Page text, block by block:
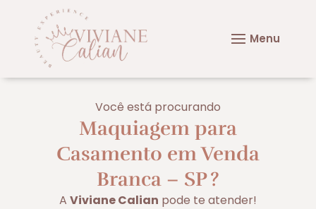
Você está procurando
Maquiagem para
Casamento em Venda
Branca – SP?
A Viviane Calian pode te atender!